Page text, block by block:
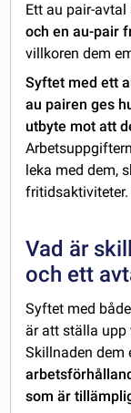
Ett au pair-avtal
och en au-pair
villkoren dem
Syftet med ett
au pairen ges
utbyte mot att
leka med dem,
fritidsaktiviteter.
Vad är
och ett
Syftet med
är att ställa upp
Skillnaden dem
som är